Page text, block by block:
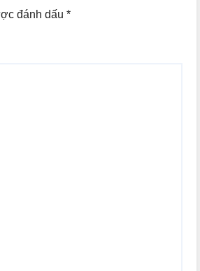
đánh dấu *